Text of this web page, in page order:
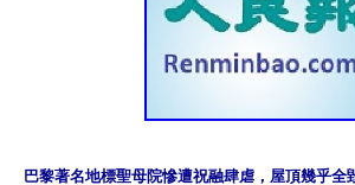
巴黎著名地標聖母院慘遭祝融肆虐，屋頂幾乎全